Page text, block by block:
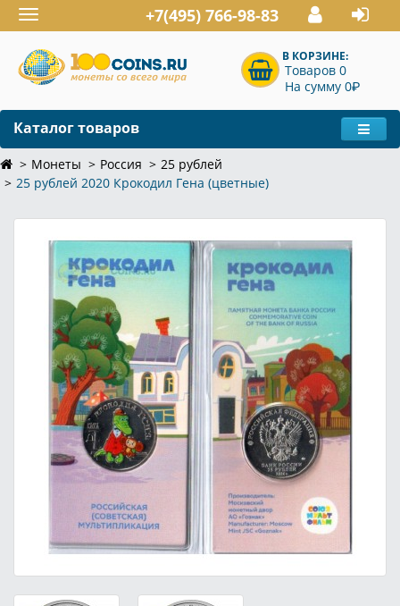
Toggle
navigation
+7(495) 766-98-83
В КОРЗИНЕ:
Товаров 0
На сумму 0P
Каталог товаров
Монеты Россия
25 рублей
25 рублей 2020 Крокодил Гена (цветные)